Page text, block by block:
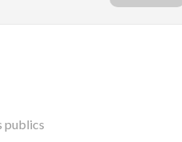
publics